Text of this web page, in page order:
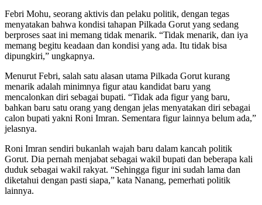
Febri Mohu, seorang aktivis dan pelaku politik, dengan tegas
menyatakan bahwa kondisi tahapan Pilkada Gorut yang sedang
berproses saat ini memang tidak menarik. “Tidak menarik, dan iya
memang begitu keadaan dan kondisi yang ada. Itu tidak bisa
dipungkiri,” ungkapnya.
Menurut Febri, salah satu alasan utama Pilkada Gorut kurang
menarik adalah minimnya figur atau kandidat baru yang
mencalonkan diri sebagai bupati. “Tidak ada figur yang baru,
bahkan baru satu orang yang dengan jelas menyatakan diri sebagai
calon bupati yakni Roni Imran. Sementara figur lainnya belum ada,”
jelasnya.
Roni Imran sendiri bukanlah wajah baru dalam kancah politik
Gorut. Dia pernah menjabat sebagai wakil bupati dan beberapa kali
duduk sebagai wakil rakyat. “Sehingga figur ini sudah lama dan
diketahui dengan pasti siapa,” kata Nanang, pemerhati politik
lainnya.